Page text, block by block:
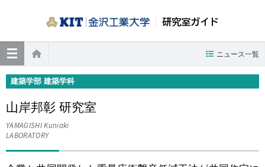
研究室ガイド
ホーム
ニュース一覧
建築学部 建築学科
山岸邦彰 研究室
YAMAGISHI Kuniaki
LABORATORY